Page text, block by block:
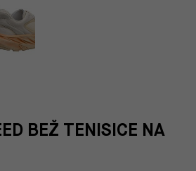
BEŽ TENISICE NA